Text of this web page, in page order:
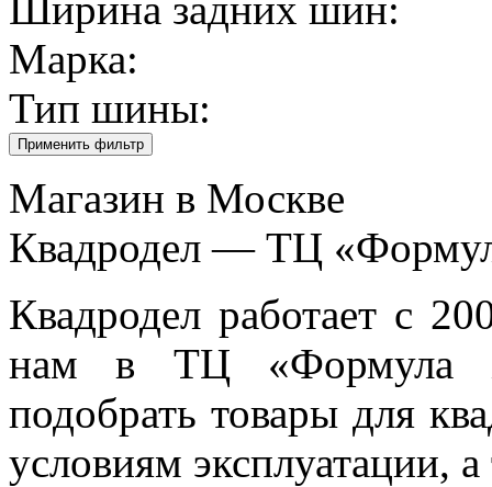
Марка:
Тип шины:
Применить фильтр
Магазин в Москве
Квадродел — ТЦ
Квадродел работает с
нам в ТЦ «Формула
подобрать товары для
условиям эксплуатации, а